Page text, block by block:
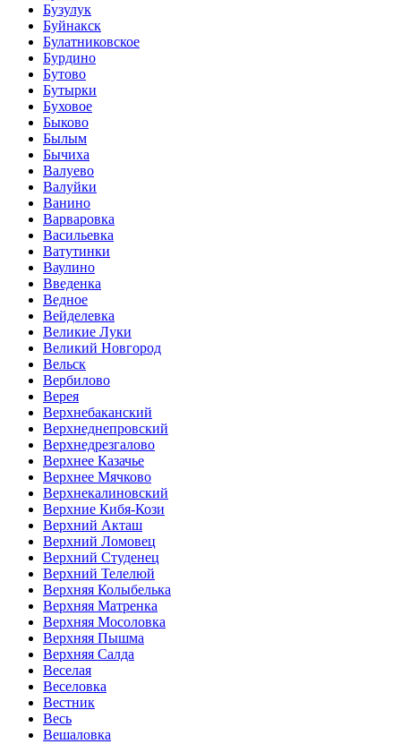
Бузулук
Буйнакск
Булатниковское
Бурдино
Бутово
Бутырки
Буховое
Быково
Былым
Бычиха
Валуево
Валуйки
Ванино
Варваровка
Васильевка
Ватутинки
Ваулино
Введенка
Ведное
Вейделевка
Великие Луки
Великий Новгород
Вельск
Вербилово
Верея
Верхнебаканский
Верхнеднепровский
Верхнедрезгалово
Верхнее Казачье
Верхнее Мячково
Верхнекалиновский
Верхние Кибя-Кози
Верхний Акташ
Верхний Ломовец
Верхний Студенец
Верхний Телелюй
Верхняя Колыбелька
Верхняя Матренка
Верхняя Мосоловка
Верхняя Пышма
Верхняя Салда
Веселая
Веселовка
Вестник
Весь
Вешаловка